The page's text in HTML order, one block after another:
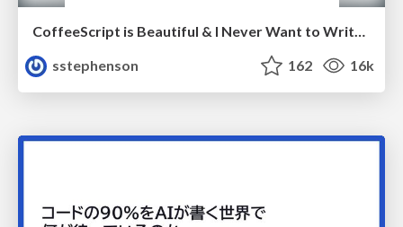
CoffeeScript is Beautiful & I Never Want to Write Plain JavaScript Again
sstephenson
162 16k